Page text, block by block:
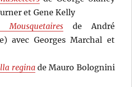
et Gene Kelly
de André
avec Georges Marchal et
reginade Mauro Bolognini